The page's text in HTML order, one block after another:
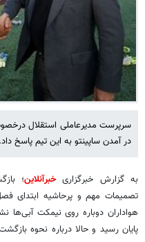
سرپرست مدیرعاملی استقلال
در آمدن ساپینتو به این تیم پاسخ داد.
به گزارش خبرگزاریخبرآنلاین؛
تصمیمات مهم و پرحاشیه ابتدای
هواداران دوباره روی نیمکت آبی‌ها
پایان رسید و حالا درباره نحوه